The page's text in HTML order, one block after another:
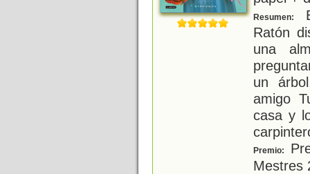
Resumen:
Ratón
una
un
amigo
casa y
Premio:
Mestres